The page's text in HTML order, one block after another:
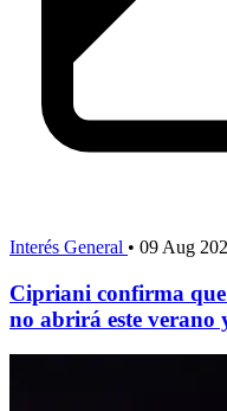
Interés General • 09 Aug
Cipriani confirma que
no abrirá este verano